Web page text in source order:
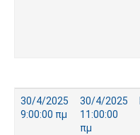
30/4/2025
9:00:00 πμ
30/4/2025
11:00:00
πμ